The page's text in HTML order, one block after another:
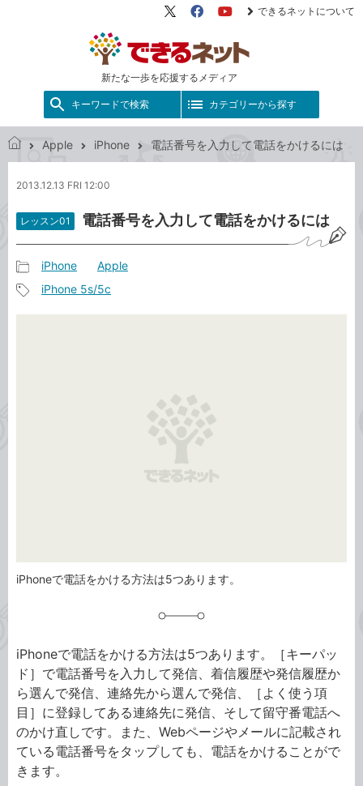
新たな一歩を応援するメディア
X（旧
FacebookYouTube
できるネットについて
キーワードで検索 カテゴリーから探す
る
ッ
ト
Apple iPhone 電話番号を入力して電話をかけるには
2013.12.13 FRI 12:00
レッスン01 電話番号を入力して電話をかけるには
事
カ
iPhone Apple
iPhone 5s/5c
iPhoneで電話をかける方法は5つあります。
iPhoneで電話をかける方法は5つあります。［キーパッ
ド］で電話番号を入力して発信、着信履歴や発信履歴か
ら選んで発信、連絡先から選んで発信、［よく使う項
目］に登録してある連絡先に発信、そして留守番電話へ
のかけ直しです。また、Webページやメールに記載され
ている電話番号をタップしても、電話をかけることがで
きます。